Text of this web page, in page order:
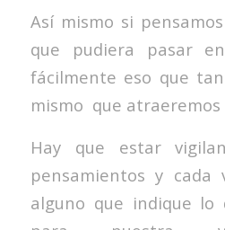
Así mismo si
que pudiera pasar
fácilmente eso que
mismo que atraeremos
Hay que estar
pensamientos y cada
alguno que indique lo